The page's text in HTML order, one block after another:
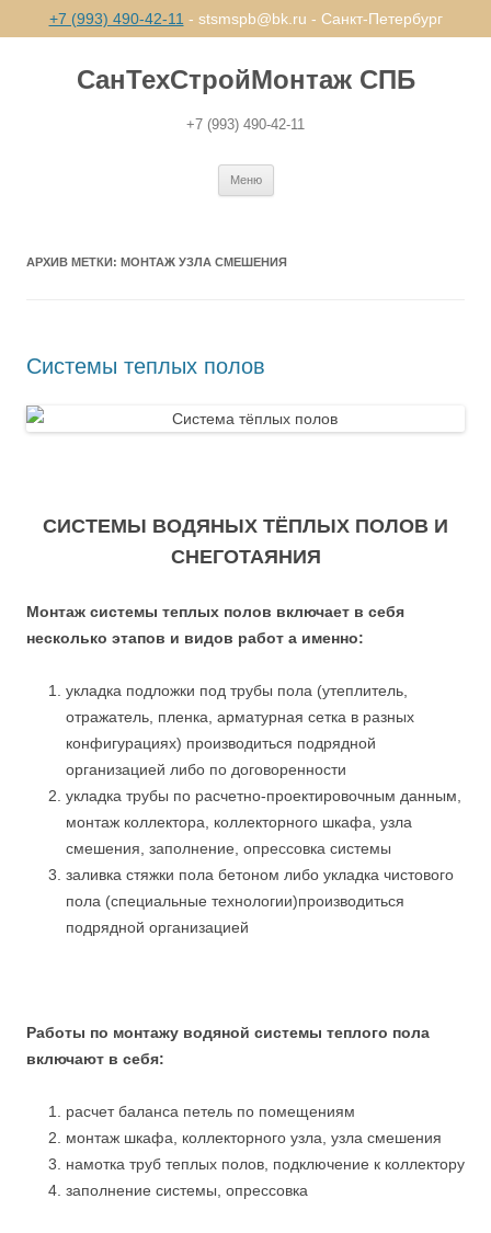
+7 (993) 490-42-11 - stsmspb@bk.ru - Санкт-Петербург
СанТехСтройМонтаж СПБ
+7 (993) 490-42-11
Меню
АРХИВ МЕТКИ: МОНТАЖ УЗЛА СМЕШЕНИЯ
Системы теплых полов
СИСТЕМЫ ВОДЯНЫХ ТЁПЛЫХ ПОЛОВ И
СНЕГОТАЯНИЯ
Монтаж системы теплых полов включает в себя
несколько этапов и видов работ а именно:
укладка подложки под трубы пола (утеплитель,
отражатель, пленка, арматурная сетка в разных
конфигурациях) производиться подрядной
организацией либо по договоренности
укладка трубы по расчетно-проектировочным данным,
монтаж коллектора, коллекторного шкафа, узла
смешения, заполнение, опрессовка системы
заливка стяжки пола бетоном либо укладка чистового
пола (специальные технологии)производиться
подрядной организацией
Работы по монтажу водяной системы теплого пола
включают в себя:
расчет баланса петель по помещениям
монтаж шкафа, коллекторного узла, узла смешения
намотка труб теплых полов, подключение к коллектору
заполнение системы, опрессовка